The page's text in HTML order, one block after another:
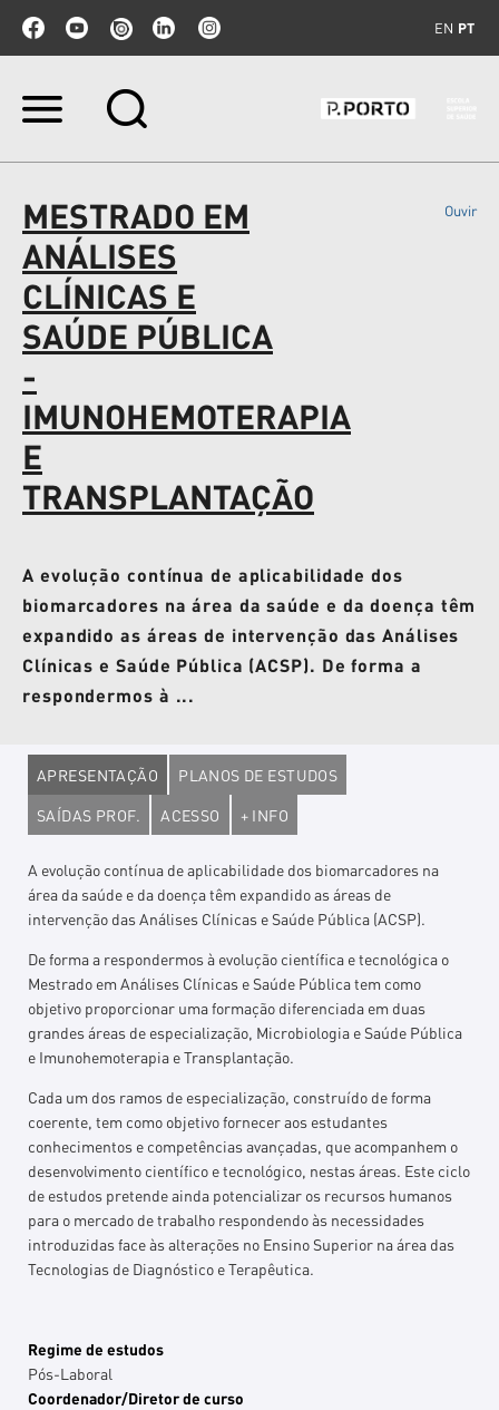
EN PT
Ir
Ir
para
a
navegação
MESTRADO EM
ANÁLISES
CLÍNICAS E
SAÚDE PÚBLICA
-
IMUNOHEMOTERAPIA
E
TRANSPLANTAÇÃO
Ouvir
A evolução contínua de aplicabilidade dos
biomarcadores na área da saúde e da doença têm
expandido as áreas de intervenção das Análises
Clínicas e Saúde Pública (ACSP). De forma a
respondermos à ...
APRESENTAÇÃO
PLANOS DE ESTUDOS
SAÍDAS PROF.
ACESSO + INFO
A evolução contínua de aplicabilidade dos biomarcadores na
área da saúde e da doença têm expandido as áreas de
intervenção das Análises Clínicas e Saúde Pública (ACSP).
De forma a respondermos à evolução científica e tecnológica o
Mestrado em Análises Clínicas e Saúde Pública tem como
objetivo proporcionar uma formação diferenciada em duas
grandes áreas de especialização, Microbiologia e Saúde Pública
e Imunohemoterapia e Transplantação.
Cada um dos ramos de especialização, construído de forma
coerente, tem como objetivo fornecer aos estudantes
conhecimentos e competências avançadas, que acompanhem o
desenvolvimento científico e tecnológico, nestas áreas. Este ciclo
de estudos pretende ainda potencializar os recursos humanos
para o mercado de trabalho respondendo às necessidades
introduzidas face às alterações no Ensino Superior na área das
Tecnologias de Diagnóstico e Terapêutica.
Regime de estudos
Pós-Laboral
Coordenador/Diretor de curso